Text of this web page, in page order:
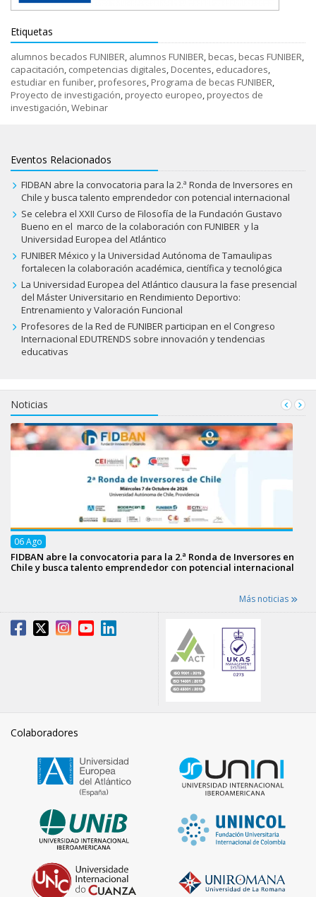
Etiquetas
alumnos becados FUNIBER, alumnos FUNIBER, becas, becas FUNIBER,
capacitación, competencias digitales, Docentes, educadores,
estudiar en funiber, profesores, Programa de becas FUNIBER,
Proyecto de investigación, proyecto europeo, proyectos de
investigación,Webinar
Eventos Relacionados
FIDBAN abre la convocatoria para la 2.ª Ronda de Inversores en
Chile y busca talento emprendedor con potencial internacional
Se celebra el XXII Curso de Filosofía de la Fundación Gustavo
Bueno en el marco de la colaboración con FUNIBER y la
Universidad Europea del Atlántico
FUNIBER México y la Universidad Autónoma de Tamaulipas
fortalecen la colaboración académica, científica y tecnológica
La Universidad Europea del Atlántico clausura la fase presencial
del Máster Universitario en Rendimiento Deportivo:
Entrenamiento y Valoración Funcional
Profesores de la Red de FUNIBER participan en el Congreso
Internacional EDUTRENDS sobre innovación y tendencias
educativas
Noticias
06Ago
FIDBAN abre la convocatoria para la 2.ª Ronda de Inversores en
Chile y busca talento emprendedor con potencial internacional
Más noticias
Colaboradores